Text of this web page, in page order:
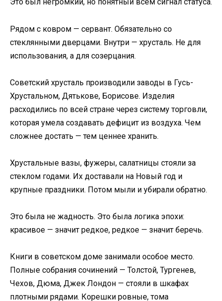
Это был негромкий, но понятный всем сигнал статуса.
Рядом с ковром — сервант. Обязательно со
стеклянными дверцами. Внутри — хрусталь. Не для
использования, а для созерцания.
Советский хрусталь производили заводы в Гусь-
Хрустальном, Дятькове, Борисове. Изделия
расходились по всей стране через систему торговли,
которая умела создавать дефицит из воздуха. Чем
сложнее достать — тем ценнее хранить.
Хрустальные вазы, фужеры, салатницы стояли за
стеклом годами. Их доставали на Новый год и
крупные праздники. Потом мыли и убирали обратно.
Это была не жадность. Это была логика эпохи:
красивое — значит редкое, редкое — значит беречь.
Книги в советском доме занимали особое место.
Полные собрания сочинений — Толстой, Тургенев,
Чехов, Дюма, Джек Лондон — стояли в шкафах
плотными рядами. Корешки ровные, тома